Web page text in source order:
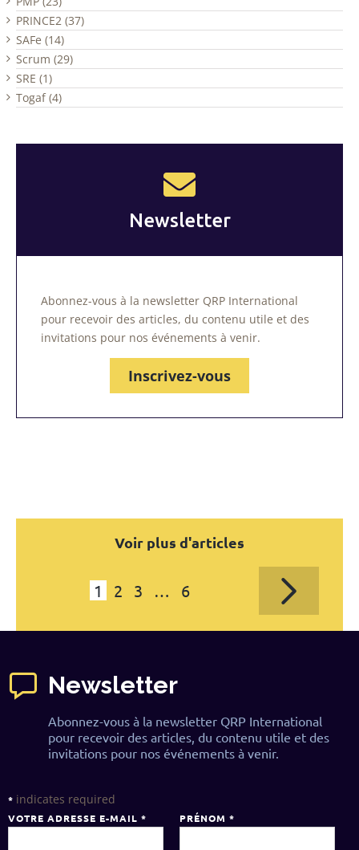
PRINCE2 (37)
SAFe (14)
Scrum (29)
SRE (1)
Togaf (4)
Newsletter
Abonnez-vous à la newsletter QRP International
pour recevoir des articles, du contenu utile et des
invitations pour nos événements à venir.
Inscrivez-vous
Voir plus d'articles
1 2 3 … 6
Newsletter
Abonnez-vous à la newsletter QRP International
pour recevoir des articles, du contenu utile et des
invitations pour nos événements à venir.
* indicates required
VOTRE ADRESSE E-MAIL * PRÉNOM *